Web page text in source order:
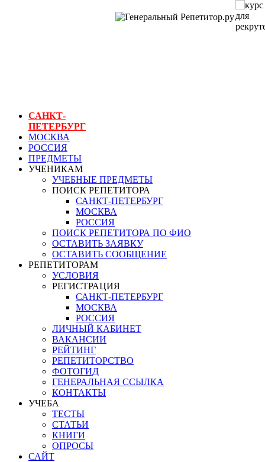
САНКТ-
ПЕТЕРБУРГ
МОСКВА
РОССИЯ
ПРЕДМЕТЫ
УЧЕНИКАМ
УЧЕБНЫЕ ПРЕДМЕТЫ
ПОИСК РЕПЕТИТОРА
САНКТ-ПЕТЕРБУРГ
МОСКВА
РОССИЯ
ПОИСК РЕПЕТИТОРА ПО ФИО
ОСТАВИТЬ ЗАЯВКУ
ОСТАВИТЬ СООБЩЕНИЕ
РЕПЕТИТОРАМ
УСЛОВИЯ
РЕГИСТРАЦИЯ
САНКТ-ПЕТЕРБУРГ
МОСКВА
РОССИЯ
ЛИЧНЫЙ КАБИНЕТ
ВАКАНСИИ
РЕЙТИНГ
РЕПЕТИТОРСТВО
ФОТОГИД
ГЕНЕРАЛЬНАЯ ССЫЛКА
КОНТАКТЫ
УЧЕБА
ТЕСТЫ
СТАТЬИ
КНИГИ
ОПРОСЫ
САЙТ